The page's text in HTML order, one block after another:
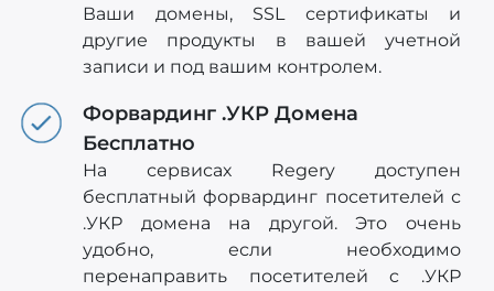
Ваши домены, SSL сертификаты и
другие продукты в вашей учетной
записи и под вашим контролем.
Форвардинг .УКР Домена
Бесплатно
На сервисах Regery доступен
бесплатный форвардинг посетителей с
.УКР домена на другой. Это очень
удобно, если необходимо
перенаправить посетителей c .УКР